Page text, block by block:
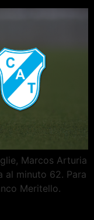
Marcos Arturia
al minuto 62. Para
Meritello.